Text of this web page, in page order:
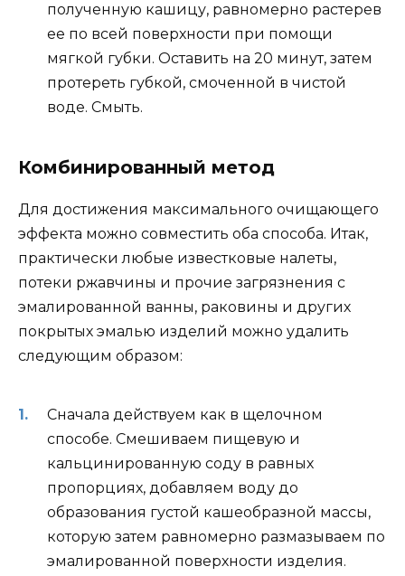
полученную кашицу, равномерно растерев
ее по всей поверхности при помощи
мягкой губки. Оставить на 20 минут, затем
протереть губкой, смоченной в чистой
воде. Смыть.
Комбинированный метод
Для достижения максимального очищающего
эффекта можно совместить оба способа. Итак,
практически любые известковые налеты,
потеки ржавчины и прочие загрязнения с
эмалированной ванны, раковины и других
покрытых эмалью изделий можно удалить
следующим образом:
Сначала действуем как в щелочном
способе. Смешиваем пищевую и
кальцинированную соду в равных
пропорциях, добавляем воду до
образования густой кашеобразной массы,
которую затем равномерно размазываем по
эмалированной поверхности изделия.